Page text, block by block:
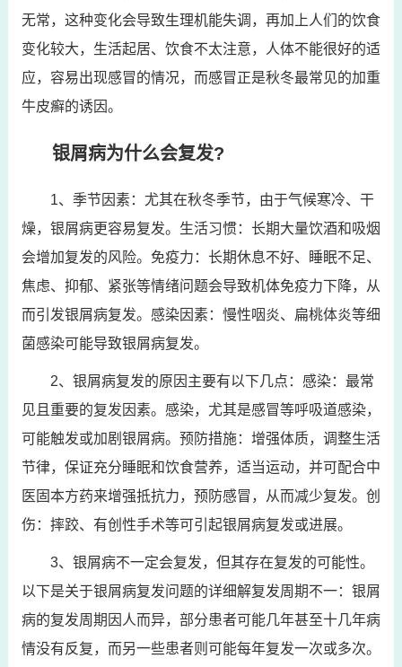
无常，这种变化会导致生理机能失调，再加上人们的饮食
变化较大，生活起居、饮食不太注意，人体不能很好的适
应，容易出现感冒的情况，而感冒正是秋冬最常见的加重
牛皮癣的诱因。
银屑病为什么会复发?
1、季节因素：尤其在秋冬季节，由于气候寒冷、干
燥，银屑病更容易复发。生活习惯：长期大量饮酒和吸烟
会增加复发的风险。免疫力：长期休息不好、睡眠不足、
焦虑、抑郁、紧张等情绪问题会导致机体免疫力下降，从
而引发银屑病复发。感染因素：慢性咽炎、扁桃体炎等细
菌感染可能导致银屑病复发。
2、银屑病复发的原因主要有以下几点：感染：最常
见且重要的复发因素。感染，尤其是感冒等呼吸道感染，
可能触发或加剧银屑病。预防措施：增强体质，调整生活
节律，保证充分睡眠和饮食营养，适当运动，并可配合中
医固本方药来增强抵抗力，预防感冒，从而减少复发。创
伤：摔跤、有创性手术等可引起银屑病复发或进展。
3、银屑病不一定会复发，但其存在复发的可能性。
以下是关于银屑病复发问题的详细解复发周期不一：银屑
病的复发周期因人而异，部分患者可能几年甚至十几年病
情没有反复，而另一些患者则可能每年复发一次或多次。